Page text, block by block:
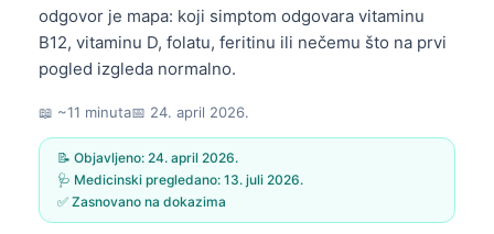
odgovor je mapa: koji simptom odgovara vitaminu
B12, vitaminu D, folatu, feritinu ili nečemu što na prvi
pogled izgleda normalno.
📖 ~11 minuta📅 24. april 2026.
📝 Objavljeno: 24. april 2026.
🩺 Medicinski pregledano: 13. juli 2026.
✅ Zasnovano na dokazima